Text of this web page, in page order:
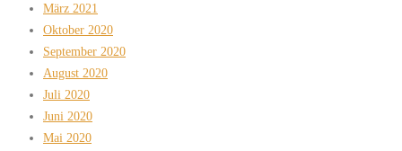
März 2021
Oktober 2020
September 2020
August 2020
Juli 2020
Juni 2020
Mai 2020